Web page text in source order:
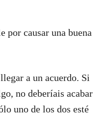
por causar una buena
a un acuerdo. Si
no deberíais acabar
uno de los dos esté